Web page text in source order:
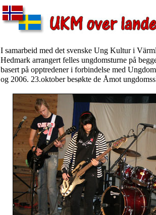
I samarbeid med det svenske Ung Kultur i
Hedmark arrangert felles ungdomsturne på
basert på opptredener i forbindelse med
og 2006. 23.oktober besøkte de Åmot